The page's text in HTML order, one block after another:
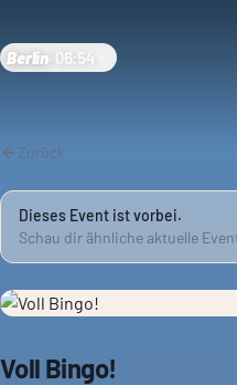
Berlin 06:54
Zurück
Dieses Event ist vorbei.
Schau dir ähnliche aktuelle
Voll Bingo!